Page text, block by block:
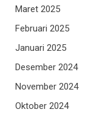
Maret 2025
Februari 2025
Januari 2025
Desember 2024
November 2024
Oktober 2024